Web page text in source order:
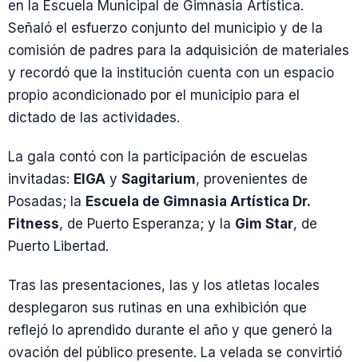
en la Escuela Municipal de Gimnasia Artística.
Señaló el esfuerzo conjunto del municipio y de la
comisión de padres para la adquisición de materiales
y recordó que la institución cuenta con un espacio
propio acondicionado por el municipio para el
dictado de las actividades.
La gala contó con la participación de escuelas
invitadas: EIGA y Sagitarium, provenientes de
Posadas; la Escuela de Gimnasia Artística Dr.
Fitness, de Puerto Esperanza; y la Gim Star, de
Puerto Libertad.
Tras las presentaciones, las y los atletas locales
desplegaron sus rutinas en una exhibición que
reflejó lo aprendido durante el año y que generó la
ovación del público presente. La velada se convirtió